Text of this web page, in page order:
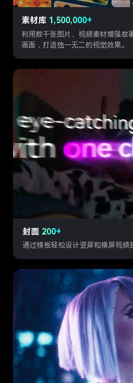
素材库 1,500,000+
利用数千张图片、视频素材增强故
画面，打造独一无二的视觉效果。
封面 200+
通过模板轻松设计竖屏和横屏视频